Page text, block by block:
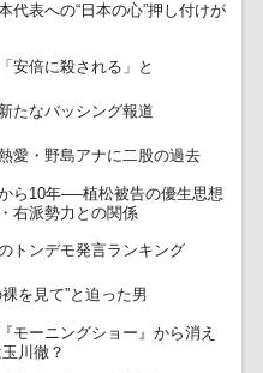
代表への“日本の心”押し付けが
安倍に殺される」と
たなバッシング報道
愛・野島アナに二股の過去
ら10年──植松被告の優生思想
右派勢力との関係
トンデモ発言ランキング
を見て”と迫った男
モーニングショー』から消え
川徹？